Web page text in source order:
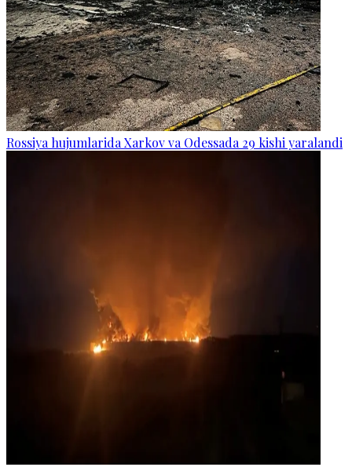
Rossiya hujumlarida Xarkov va Odessada 29 kishi yaralandi